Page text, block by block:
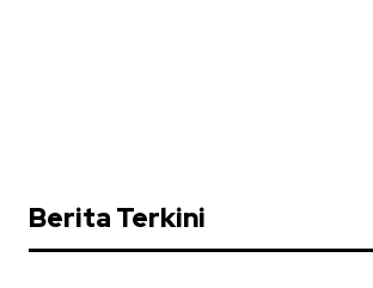
Berita Terkini